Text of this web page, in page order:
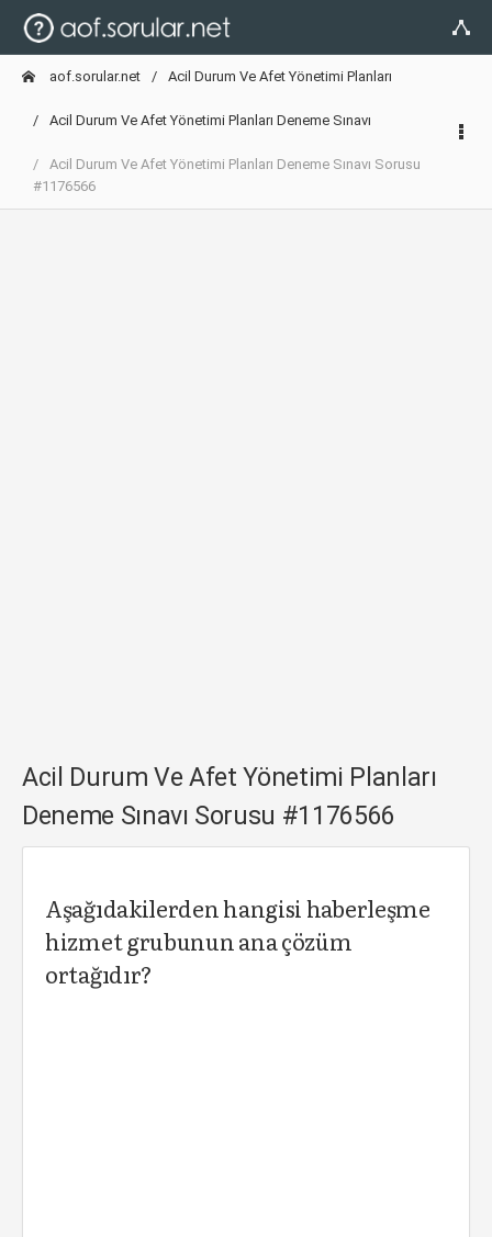
aof.sorular.net Acil Durum Ve Afet Yönetimi Planları
Acil Durum Ve Afet Yönetimi Planları Deneme Sınavı
Acil Durum Ve Afet Yönetimi Planları Deneme Sınavı Sorusu
#1176566
Acil Durum Ve Afet Yönetimi Planları
Deneme Sınavı Sorusu #1176566
Aşağıdakilerden hangisi haberleşme
hizmet grubunun ana çözüm
ortağıdır?